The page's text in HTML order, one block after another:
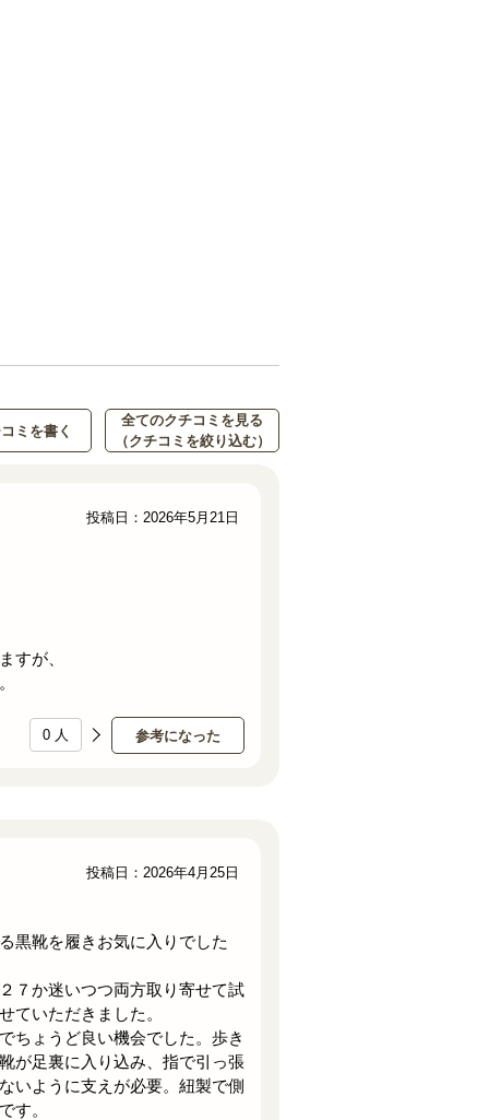
ミを書く
全てのクチコミを見る
（クチコミを絞り込む）
すが、
参考になった
0 人
投稿日：2026年5月21日
黒靴を履きお気に入りでした
７か迷いつつ両方取り寄せて試
ていただきました。
ちょうど良い機会でした。歩き
が足裏に入り込み、指で引っ張
いように支えが必要。紐製で側
す。
投稿日：2026年4月25日